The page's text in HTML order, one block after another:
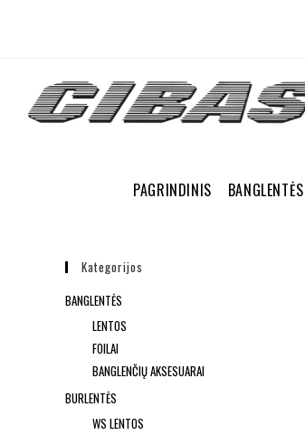
PAGRINDINIS BANGLENTĖS
Kategorijos
BANGLENTĖS
LENTOS
FOILAI
BANGLENČIŲ AKSESUARAI
BURLENTĖS
WS LENTOS